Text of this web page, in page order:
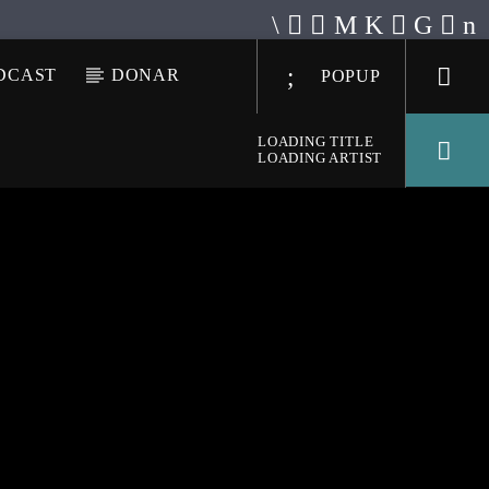
DONAR POPUP
LOADING TITLE
LOADING ARTIST